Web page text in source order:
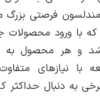
مندلسون فرصتی بزرگ
با ورود محصولات
شد و هر محصول
با نیازهای
به دنبال حداکثر